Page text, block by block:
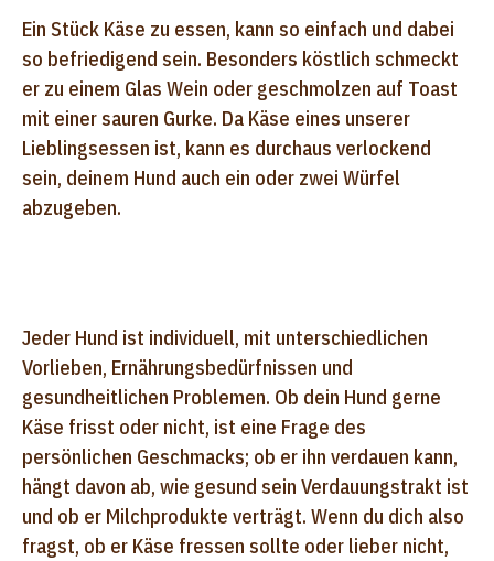
Ein Stück Käse zu essen, kann so einfach und dabei
so befriedigend sein. Besonders köstlich schmeckt
er zu einem Glas Wein oder geschmolzen auf Toast
mit einer sauren Gurke. Da Käse eines unserer
Lieblingsessen ist, kann es durchaus verlockend
sein, deinem Hund auch ein oder zwei Würfel
abzugeben.
Jeder Hund ist individuell, mit unterschiedlichen
Vorlieben, Ernährungsbedürfnissen und
gesundheitlichen Problemen. Ob dein Hund gerne
Käse frisst oder nicht, ist eine Frage des
persönlichen Geschmacks; ob er ihn verdauen kann,
hängt davon ab, wie gesund sein Verdauungstrakt ist
und ob er Milchprodukte verträgt. Wenn du dich also
fragst, ob er Käse fressen sollte oder lieber nicht,